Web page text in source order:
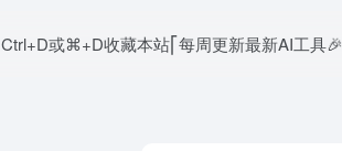
Ctrl+D或⌘+D收藏本站⎡每周更新最新AI工具🎉⎦